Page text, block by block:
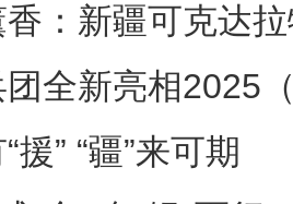
：新疆可克达
团全新亮相2025
援” “疆”来可期